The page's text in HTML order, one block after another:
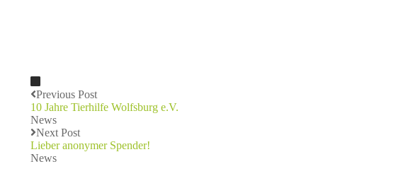
Previous Post
10 Jahre Tierhilfe Wolfsburg e.V.
News
Next Post
Lieber anonymer Spender!
News